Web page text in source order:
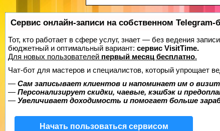
Сервис онлайн-записи на собственном Telegram-
Тот, кто работает в сфере услуг, знает — без ведения
бюджетный и оптимальный вариант: сервис VisitTime.
Для новых пользователей первый месяц бесплатно.
Чат-бот для мастеров и специалистов, который упрощает
— Сам записывает клиентов и напоминает им о
— Персонализирует скидки, чаевые, кэшбэк и
— Увеличивает доходимость и помогает больше
Начать пользоваться сервисом